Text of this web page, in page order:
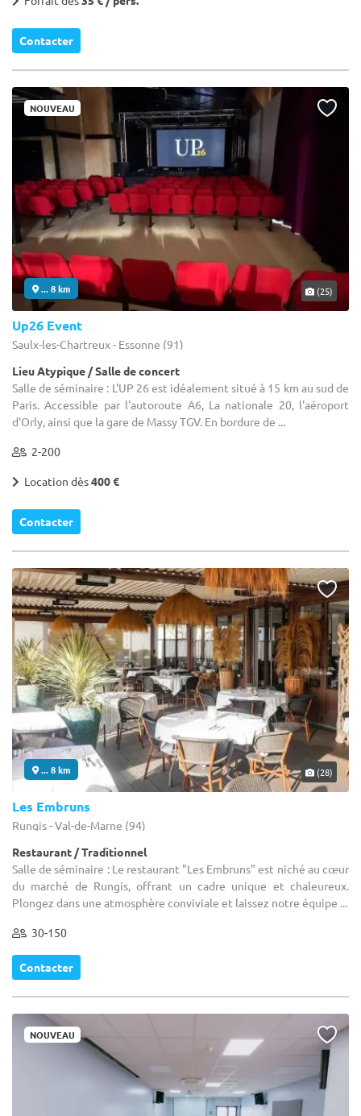
Contacter
NOUVEAU
... 8 km (25)
Up26 Event
Saulx-les-Chartreux - Essonne (91)
Lieu Atypique / Salle de concert
Salle de séminaire : L'UP 26 est idéalement situé à 15 km au sud de
Paris. Accessible par l'autoroute A6, La nationale 20, l'aéroport
d'Orly, ainsi que la gare de Massy TGV. En bordure de ...
2-200
Location dès400 €
Contacter
... 8 km (28)
Les Embruns
Rungis - Val-de-Marne (94)
Restaurant / Traditionnel
Salle de séminaire : Le restaurant "Les Embruns" est niché au cœur
du marché de Rungis, offrant un cadre unique et chaleureux.
Plongez dans une atmosphère conviviale et laissez notre équipe ...
30-150
Contacter
NOUVEAU